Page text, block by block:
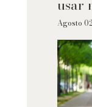
usar
Agosto